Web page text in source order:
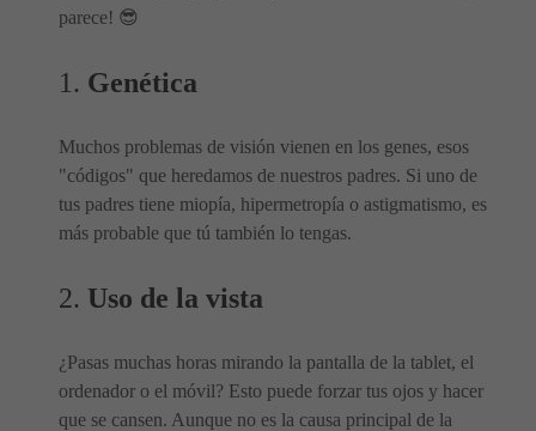
parece! 😎
1. Genética
Muchos problemas de visión vienen en los genes, esos
"códigos" que heredamos de nuestros padres. Si uno de
tus padres tiene miopía, hipermetropía o astigmatismo, es
más probable que tú también lo tengas.
2. Uso de la vista
¿Pasas muchas horas mirando la pantalla de la tablet, el
ordenador o el móvil? Esto puede forzar tus ojos y hacer
que se cansen. Aunque no es la causa principal de la